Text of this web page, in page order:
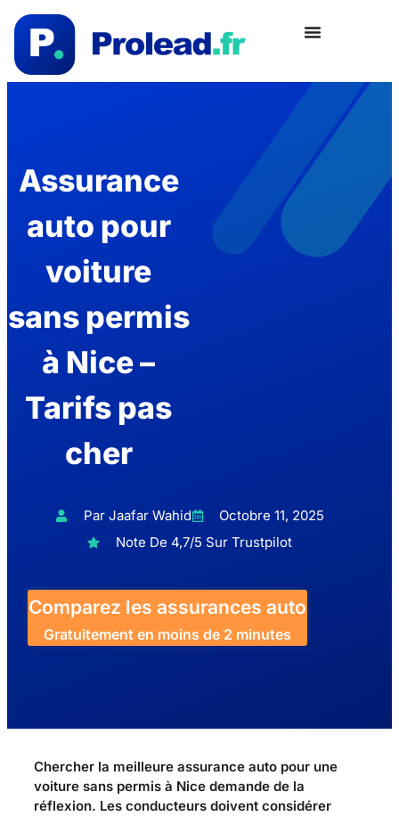
Assurance
auto pour
voiture
sans permis
à Nice –
Tarifs pas
cher
Par Jaafar Wahid
Octobre 11, 2025
Note De 4,7/5 Sur Trustpilot
Comparez les assurances auto
Gratuitement en moins de 2 minutes
Chercher la meilleure assurance auto pour une
voiture sans permis à Nice demande de la
réflexion. Les conducteurs doivent considérer